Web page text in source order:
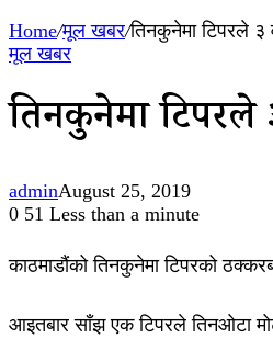
Home/मूल खबर/तिनकुनेमा टिपरले ३
मूल खबर
तिनकुनेमा टिपरले
adminAugust 25, 2019
0 51 Less than a minute
काठमाडौंको तिनकुनेमा टिपरको
आइतबार साँझ एक टिपरले तिनओटा